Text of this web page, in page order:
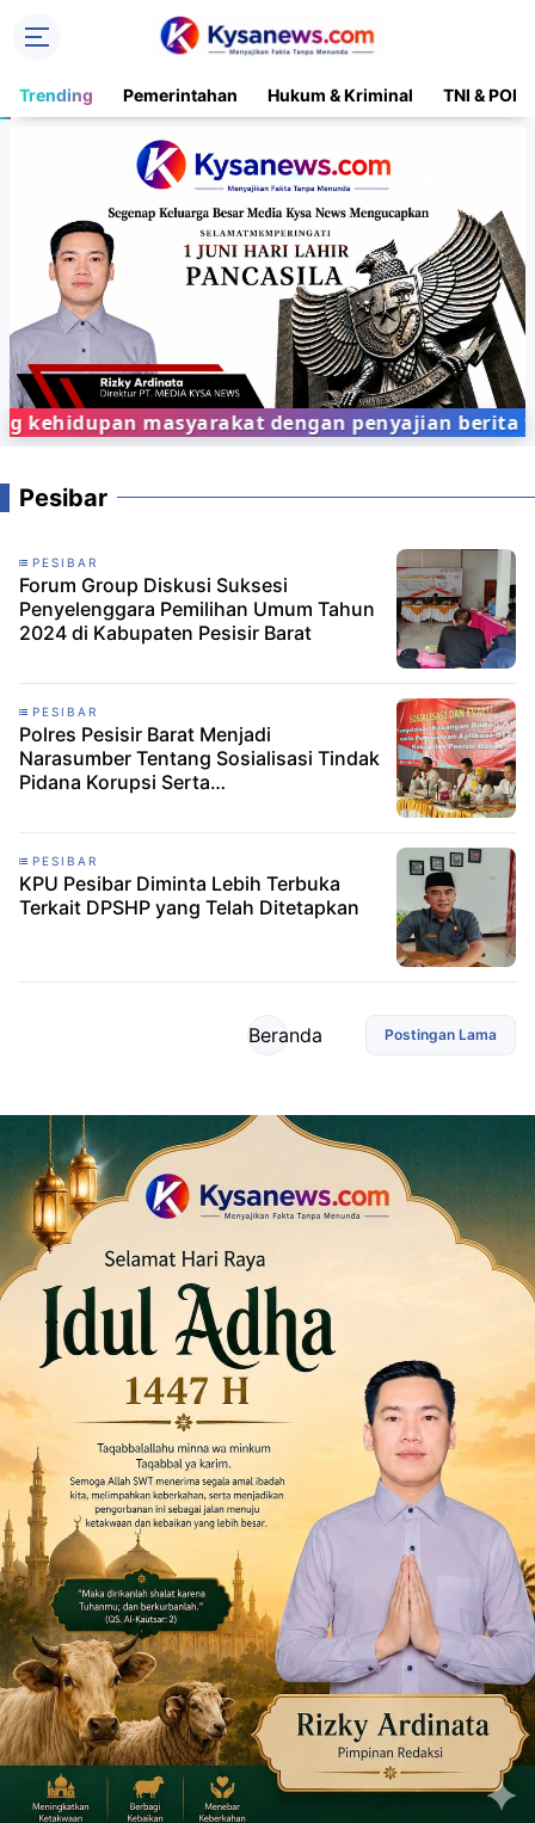
Trending Pemerintahan Hukum & Kriminal TNI &
masyarakat dengan penyajian berita
Pesibar
PESIBAR
Forum Group Diskusi Suksesi
Penyelenggara Pemilihan Umum Tahun
2024 di Kabupaten Pesisir Barat
PESIBAR
Polres Pesisir Barat Menjadi
Narasumber Tentang Sosialisasi Tindak
Pidana Korupsi Serta
PESIBAR
KPU Pesibar Diminta Lebih Terbuka
Terkait DPSHP yang Telah Ditetapkan
Postingan Lama
Beranda